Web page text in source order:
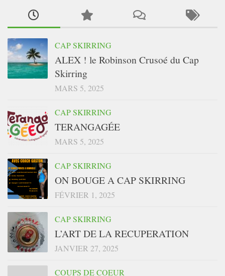
CAP SKIRRING
ALEX ! le Robinson Crusoé du Cap
Skirring
MARS 5, 2025
CAP SKIRRING
TERANGAGÉE
MARS 5, 2025
CAP SKIRRING
ON BOUGE A CAP SKIRRING
FÉVRIER 1, 2025
CAP SKIRRING
L’ART DE LA RECUPERATION
JANVIER 27, 2025
COUPS DE COEUR